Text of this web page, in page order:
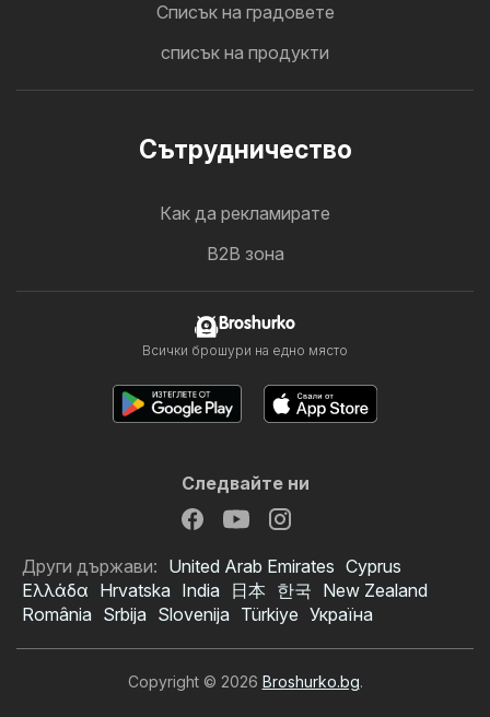
Cписък на градовете
списък на продукти
Cътрудничество
Как да рекламирате
B2B зона
Broshurko
Всички брошури на едно място
Следвайте ни
Други държави: United Arab Emirates Cyprus
Ελλάδα Hrvatska India 日本 한국 New Zealand
România Srbija Slovenija Türkiye Україна
Copyright © 2026 Broshurko.bg.